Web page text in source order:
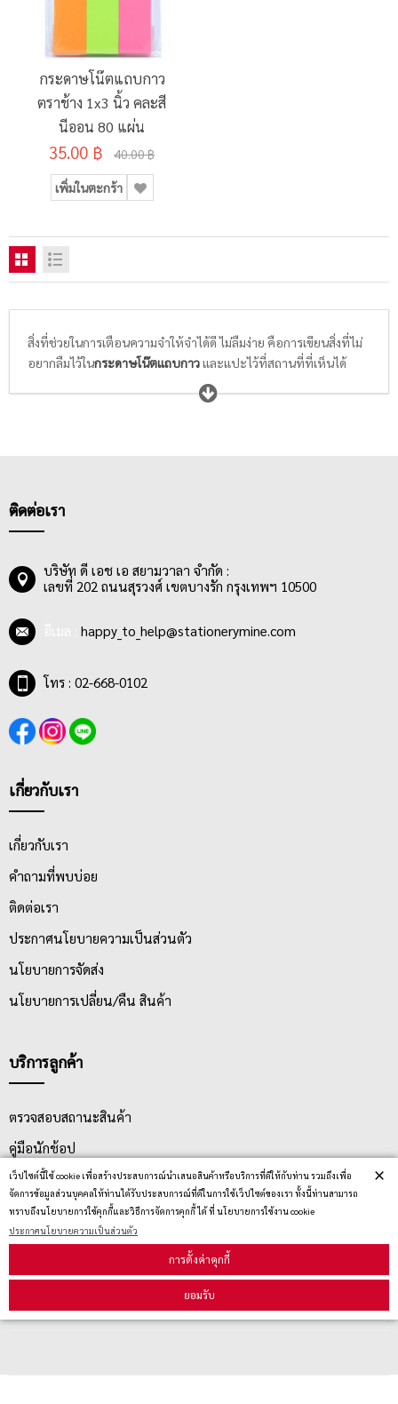
เว็ปไซต์นี้ใช้ cookie เพื่อสร้างประสบการณ์นำเสนอสินค้าหรือบริการที่ดีให้กับท่าน รวมถึงเพื่อ
จัดการข้อมูลส่วนบุคคลให้ท่านได้รับประสบการณ์ที่ดีในการใช้เว็ปไซต์ของเรา ทั้งนี้ท่านสามารถ
ทราบถึงนโยบายการใช้คุกกี้และวิธีการจัดการคุกกี้ ได้ ที่ นโยบายการใช้งาน cookie
ประกาศนโยบายความเป็นส่วนตัว
การตั้งค่าคุกกี้
ยอมรับ
×
กระดาษโน๊ตแถบกาว
ตราช้าง 1x3 นิ้ว คละสี
นีออน 80 แผ่น
35.00 ฿ 40.00 ฿
เพิ่มในตะกร้า
สิ่งที่ช่วยในการเตือนความจำให้จำได้ดี ไม่ลืมง่าย คือการเขียนสิ่งที่ไม่
อยากลืมไว้ในกระดาษโน๊ตแถบกาวและแปะไว้ที่สถานที่ที่เห็นได้
ชัดเจน เช่น ตามโต๊ะทำงาน ผนังห้องประชุม หรือบนสมุดบันทึกส่วน
ตัว และหากต้องการจะย้ำเตือนสิ่งที่จดไว้ในสมุดบันทึกเล่มโปรดก็
ใหม่ได้หลายครั้ง ไม่ทิ้งคราบกาว หรือทำให้พื้นผิวเกิดความเสียหาย
ติดต่อเรา
บริษัท ดี เอช เอ สยามวาลา จำกัด :
เลขที่ 202 ถนนสุรวงศ์ เขตบางรัก กรุงเทพฯ 10500
happy_to_help@stationerymine.com
โทร : 02-668-0102
เกี่ยวกับเรา
เกี่ยวกับเรา
คำถามที่พบบ่อย
ติดต่อเรา
ประกาศนโยบายความเป็นส่วนตัว
นโยบายการจัดส่ง
นโยบายการเปลี่ยน/คืน สินค้า
บริการลูกค้า
ตรวจสอบสถานะสินค้า
คู่มือนักช้อป
วิธีลบคุกกี้
สมัครรับข่าวสาร
รับข่าวสาร